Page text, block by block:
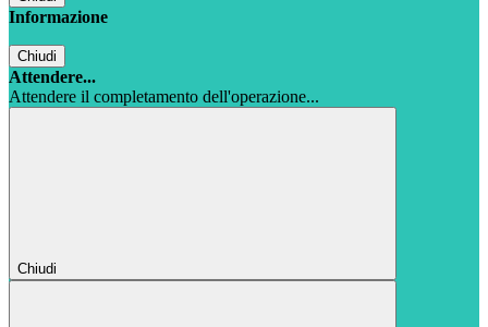
Informazione
Chiudi
Attendere...
Attendere il completamento dell'operazione...
Chiudi